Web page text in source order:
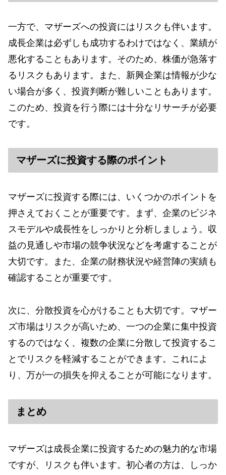
一方で、マザーズへの投資にはリスクも伴います。
成長企業は必ずしも成功するわけではなく、業績が
悪化することもあります。そのため、株価が急落す
るリスクもあります。また、新興企業は情報が少な
い場合が多く、投資判断が難しいこともあります。
このため、投資を行う際には十分なリサーチが必要
です。
マザーズに投資する際のポイント
マザーズに投資する際には、いくつかのポイントを
押さえておくことが重要です。まず、企業のビジネ
スモデルや成長性をしっかりと分析しましょう。収
益の見通しや市場の競争状況などを考慮することが
大切です。また、企業の財務状況や経営陣の実績も
確認することが重要です。
次に、分散投資を心がけることも大切です。マザー
ズ市場はリスクが高いため、一つの企業に集中投資
するのではなく、複数の企業に分散して投資するこ
とでリスクを軽減することができます。これによ
り、万が一の損失を抑えることが可能になります。
まとめ
マザーズは成長企業に投資するための魅力的な市場
ですが、リスクも伴います。初心者の方は、しっか